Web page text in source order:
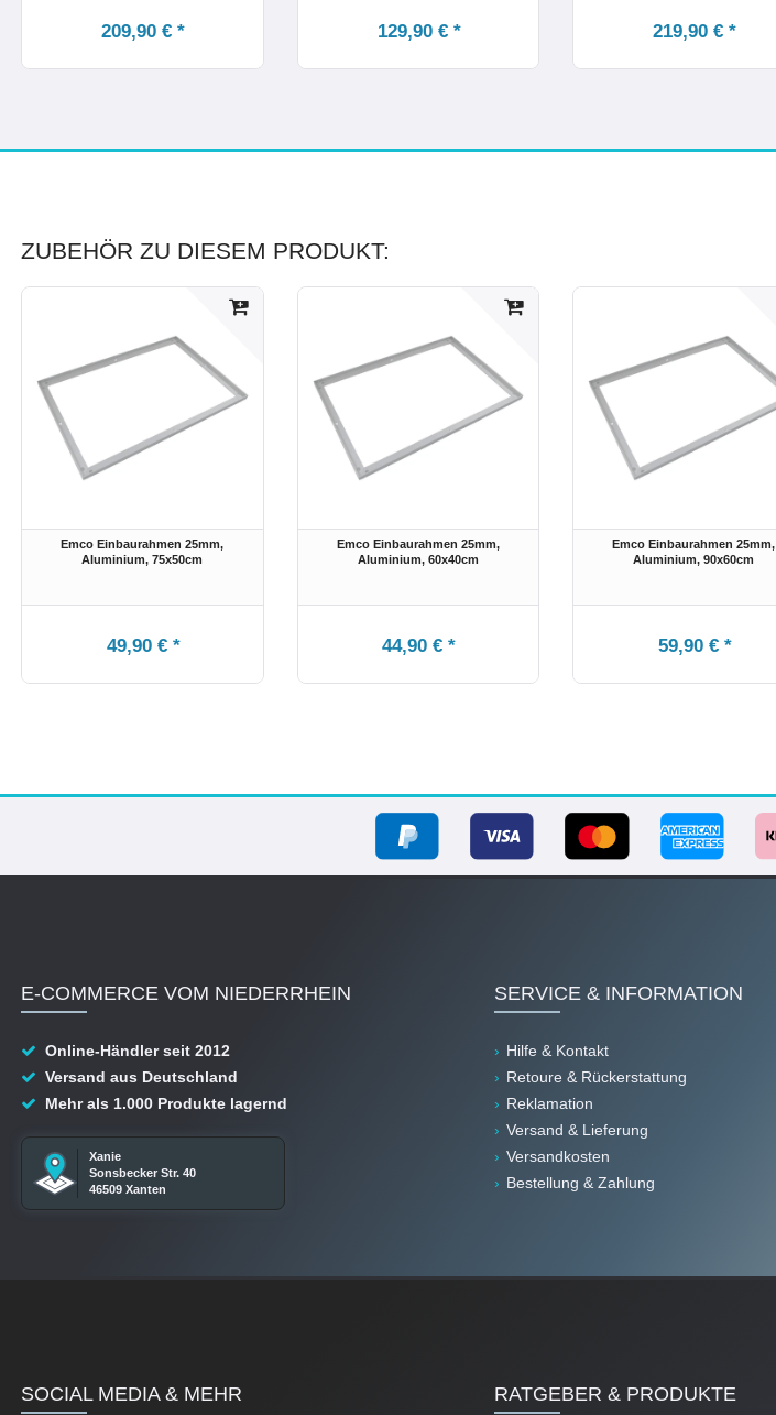
209,90 € * 129,90 € * 219,90 € *
ZUBEHÖR ZU DIESEM PRODUKT:
Emco Einbaurahmen 25mm,
Aluminium, 75x50cm
49,90 € *
Emco Einbaurahmen 25mm,
Aluminium, 60x40cm
44,90 € *
Emco Einbaurahmen 25mm,
Aluminium, 90x60cm
59,90 € *
E-COMMERCE VOM NIEDERRHEIN
Online-Händler seit 2012
Versand aus Deutschland
Mehr als 1.000 Produkte lagernd
Xanie
Sonsbecker Str. 40
46509 Xanten
SERVICE & INFORMATION
Hilfe & Kontakt
Retoure & Rückerstattung
Reklamation
Versand & Lieferung
Versandkosten
Bestellung & Zahlung
SOCIAL MEDIA & MEHR RATGEBER & PRODUKTE